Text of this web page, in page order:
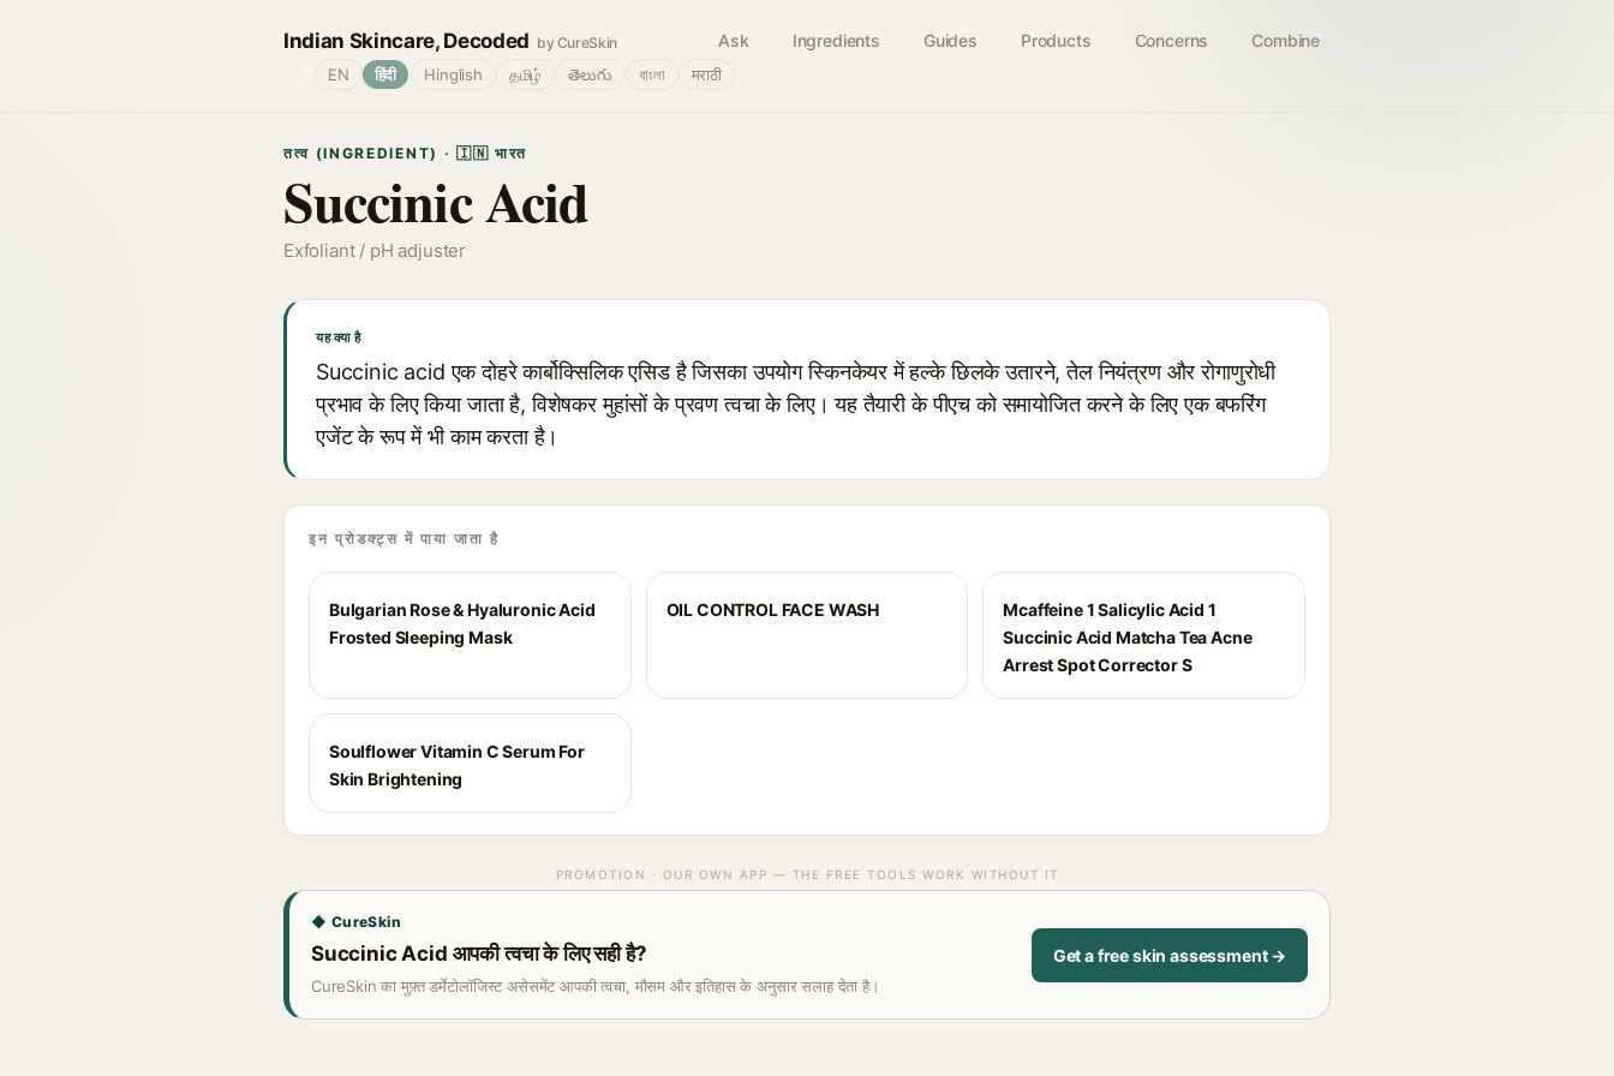
Indian Skincare, Decoded by CureSkin Ask Ingredients Guides Products Concerns Combine
EN हिंदी Hinglish தமிழ் తెలుగు বাংলা मराठी
तत्व (INGREDIENT) · 🇮🇳 भारत
Succinic Acid
Exfoliant / pH adjuster
यह क्या है
Succinic acid एक दोहरे कार्बोक्सिलिक एसिड है जिसका उपयोग स्किनकेयर में हल्के छिलके उतारने, तेल नियंत्रण और रोगाणुरोधी
प्रभाव के लिए किया जाता है, विशेषकर मुहांसों के प्रवण त्वचा के लिए। यह तैयारी के पीएच को समायोजित करने के लिए एक बफरिंग
एजेंट के रूप में भी काम करता है।
इन प्रोडक्ट्स में पाया जाता है
Bulgarian Rose & Hyaluronic Acid
Frosted Sleeping Mask
OIL CONTROL FACE WASH
Mcaffeine 1 Salicylic Acid 1
Succinic Acid Matcha Tea Acne
Arrest Spot Corrector S
Soulflower Vitamin C Serum For
Skin Brightening
PROMOTION · OUR OWN APP — THE FREE TOOLS WORK WITHOUT IT
◆ CureSkin
Succinic Acid आपकी त्वचा के लिए सही है?
CureSkin का मुफ़्त डर्मेटोलॉजिस्ट असेसमेंट आपकी त्वचा, मौसम और इतिहास के अनुसार सलाह देता है।
Get a free skin assessment →